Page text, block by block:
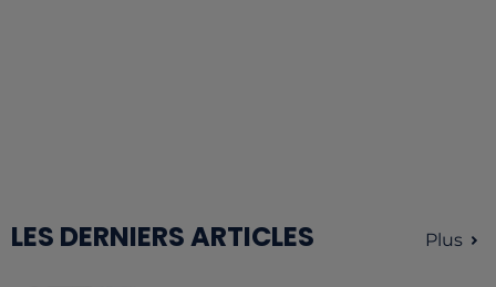
LES DERNIERS ARTICLES Plus